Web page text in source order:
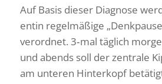
Auf Basis dieser Diagnose
entin regel­mä­ßige
verordnet. 3‑mal täglich
und abends soll der zentrale
am unteren Hinter­kopf